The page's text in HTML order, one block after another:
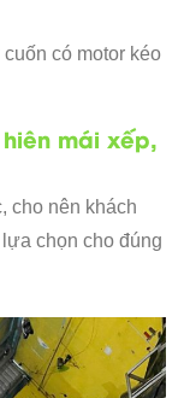
có motor kéo
mái xếp,
cho nên khách
chọn cho đúng